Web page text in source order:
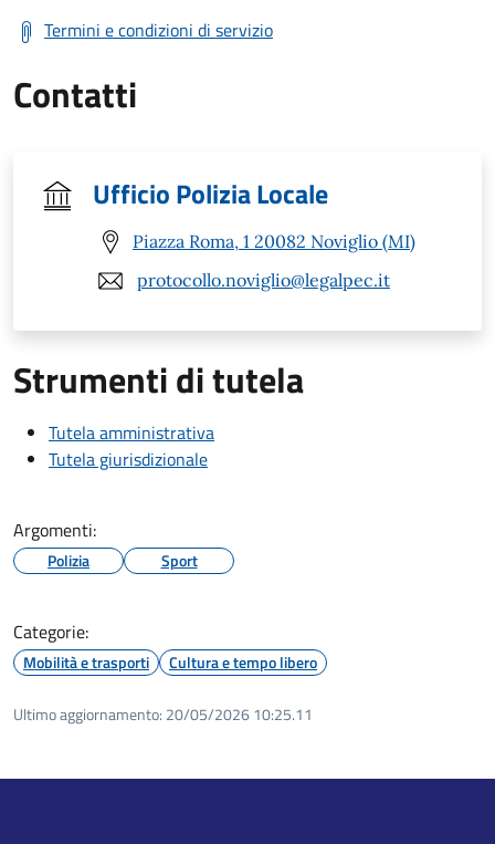
Termini e condizioni di servizio
Contatti
Ufficio Polizia Locale
Piazza Roma, 1 20082 Noviglio (MI)
protocollo.noviglio@legalpec.it
Strumenti di tutela
Tutela amministrativa
Tutela giurisdizionale
Argomenti:
Polizia Sport
Categorie:
Mobilità e trasporti Cultura e tempo libero
Ultimo aggiornamento: 20/05/2026 10:25.11